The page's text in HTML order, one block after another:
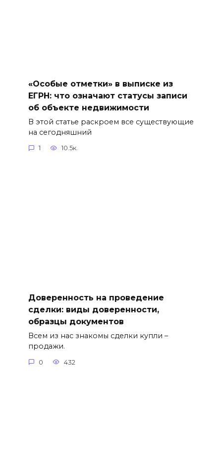
«Особые отметки» в выписке из
ЕГРН: что означают статусы записи
об объекте недвижимости
В этой статье раскроем все существующие
на сегодняшний
1 10.5к.
Доверенность на проведение
сделки: виды доверенности,
образцы документов
Всем из нас знакомы сделки купли –
продажи.
0 432